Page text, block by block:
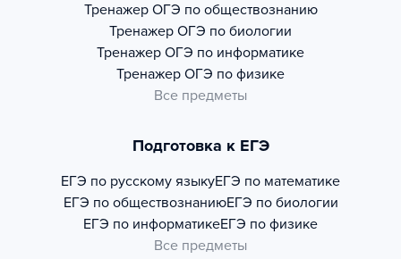
Тренажер ОГЭ по обществознанию
Тренажер ОГЭ по биологии
Тренажер ОГЭ по информатике
Тренажер ОГЭ по физике
Все предметы
Подготовка к ЕГЭ
ЕГЭ по русскому языкуЕГЭ по математике
ЕГЭ по обществознаниюЕГЭ по биологии
ЕГЭ по информатикеЕГЭ по физике
Все предметы